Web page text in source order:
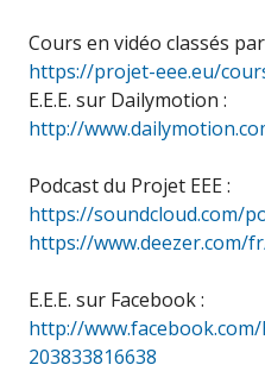
Cours en vidéo classés
https://projet-eee.eu/
E.E.E. sur Dailymotion :
http://
Podcast du Projet EEE :
https://soundcloud.com/
https://www.deezer.com/
E.E.E. sur Facebook :
http://
203833816638